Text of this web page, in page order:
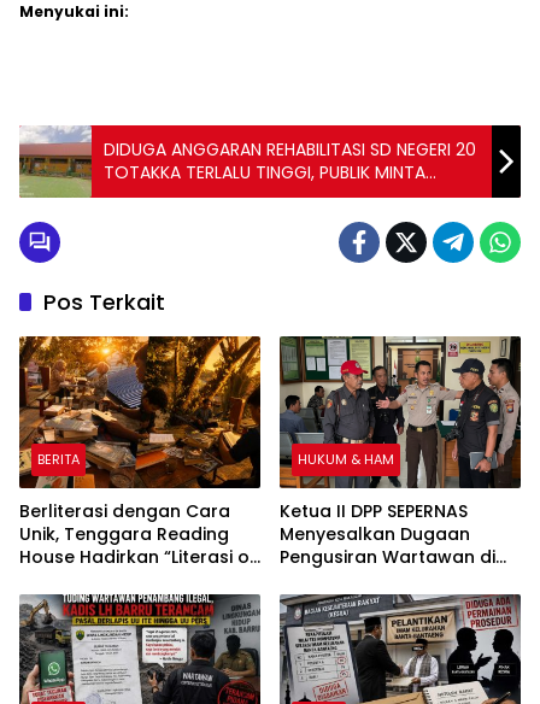
Menyukai ini:
DIDUGA ANGGARAN REHABILITASI SD NEGERI 20
TOTAKKA TERLALU TINGGI, PUBLIK MINTA
PENJELASAN DINAS PENDIDIKAN
Pos Terkait
BERITA
Berliterasi dengan Cara
Unik, Tenggara Reading
House Hadirkan “Literasi on
Atas Atap Sembari
Menikmati Senja
HUKUM & HAM
Ketua II DPP SEPERNAS
Menyesalkan Dugaan
Pengusiran Wartawan di
Redaksi Siapkan Surat
Konfirmasi